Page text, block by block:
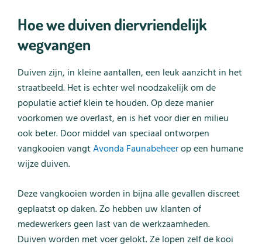
Hoe we duiven diervriendelijk
wegvangen
Duiven zijn, in kleine aantallen, een leuk aanzicht in het
straatbeeld. Het is echter wel noodzakelijk om de
populatie actief klein te houden. Op deze manier
voorkomen we overlast, en is het voor dier en milieu
ook beter. Door middel van speciaal ontworpen
vangkooien vangtAvonda Faunabeheerop een humane
wijze duiven.
Deze vangkooien worden in bijna alle gevallen discreet
geplaatst op daken. Zo hebben uw klanten of
medewerkers geen last van de werkzaamheden.
Duiven worden met voer gelokt. Ze lopen zelf de kooi